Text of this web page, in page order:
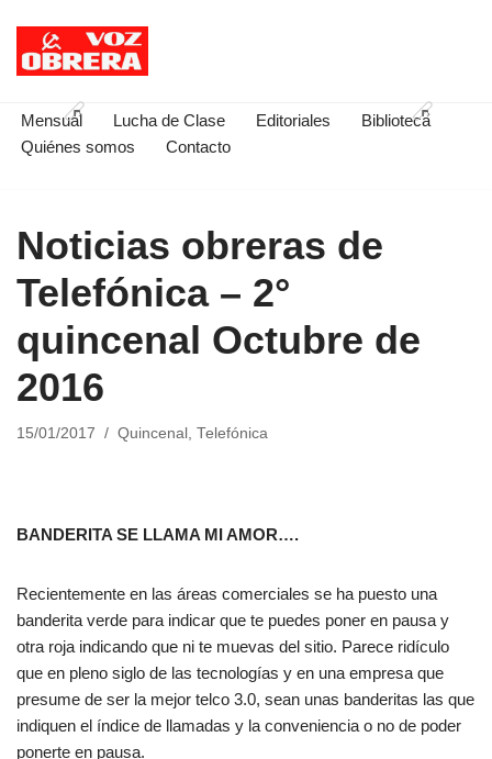
Saltar
contenido
Mensual Lucha de Clase Editoriales
Biblioteca
Quiénes somos
Contacto
Noticias obreras de
Telefónica – 2°
quincenal Octubre de
2016
15/01/2017 Quincenal , Telefónica
BANDERITA SE LLAMA MI AMOR….
Recientemente en las áreas comerciales se ha puesto una
banderita verde para indicar que te puedes poner en pausa y
otra roja indicando que ni te muevas del sitio. Parece ridículo
que en pleno siglo de las tecnologías y en una empresa que
presume de ser la mejor telco 3.0, sean unas banderitas las que
indiquen el índice de llamadas y la conveniencia o no de poder
ponerte en pausa.